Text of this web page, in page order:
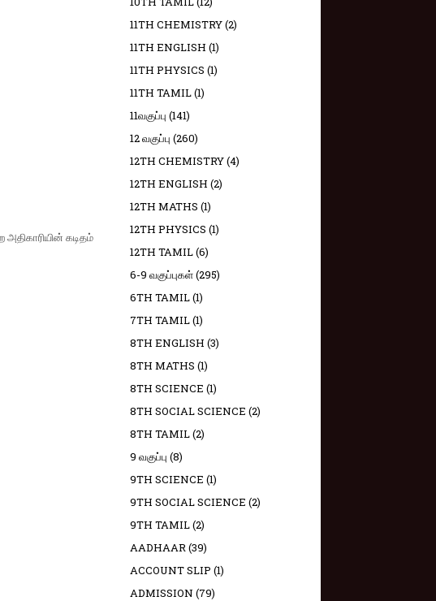
கடிதம்
11TH CHEMISTRY(2)
11TH ENGLISH (1)
11TH PHYSICS (1)
11TH TAMIL(1)
11வகுப்பு (141)
12 வகுப்பு (260)
12TH CHEMISTRY(4)
12TH ENGLISH (2)
12TH MATHS (1)
12TH PHYSICS (1)
12TH TAMIL(6)
6-9 வகுப்புகள்(295)
6TH TAMIL(1)
7TH TAMIL(1)
8TH ENGLISH (3)
8TH MATHS (1)
8TH SCIENCE (1)
8TH SOCIAL SCIENCE (2)
8TH TAMIL(2)
9 வகுப்பு (8)
9TH SCIENCE (1)
9TH SOCIAL SCIENCE (2)
9TH TAMIL(2)
AADHAAR(39)
ACCOUNT SLIP (1)
ADMISSION (79)